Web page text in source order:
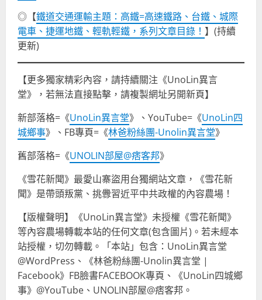
◎【鐵道交通運輸主題：高鐵=高速鐵路、台鐵、城際
電車、捷運地鐵、輕軌輕鐵，系列文章目錄！ 】(持續
更新)
【更多獨家精彩內容，請持續關注《UnoLin異言
堂》，若無法直接點擊，請複製網址另開新頁】
新部落格=《UnoLin異言堂》、YouTube=《UnoLin四
城鄉事》、FB專頁=《林爸粉絲團-Unolin異言堂》
舊部落格=《UNOLIN部屋@痞客邦》
《雪花新聞》最愛山寨盜用台獨網站文章，《雪花新
聞》是帶頭叛黨、挑釁習近平中共政權的內容農場！
【版權聲明】《UnoLin異言堂》未授權《雪花新聞》
等內容農場轉載本站的任何文章(包含圖片)。若未經本
站授權，切勿轉載。「本站」包含：UnoLin異言堂
@WordPress、《林爸粉絲團-Unolin異言堂 |
Facebook》FB臉書FACEBOOK專頁、《UnoLin四城鄉
事》@YouTube、UNOLIN部屋@痞客邦。